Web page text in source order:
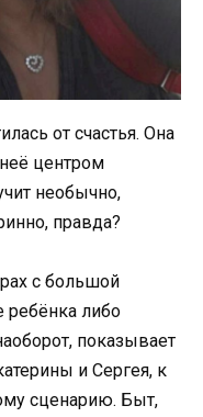
от счастья. Она
центром
необычно,
правда?
с большой
ребёнка либо
показывает
и Сергея, к
сценарию. Быт,